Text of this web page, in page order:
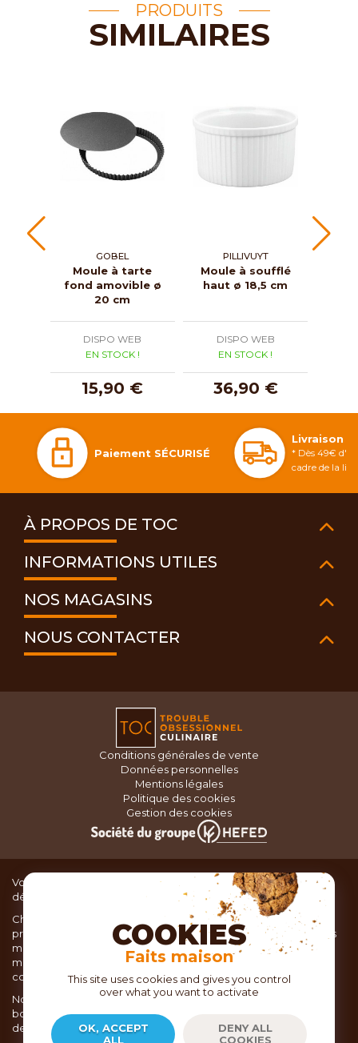
PRODUITS
SIMILAIRES
GOBEL
Moule à tarte
fond amovible ø
20 cm
DISPO WEB
EN STOCK !
15,90 €
PILLIVUYT
Moule à soufflé
haut ø 18,5 cm
DISPO WEB
EN STOCK !
36,90 €
Paiement SÉCURISÉ
Livraison
* Dès 49€
cadre de la
À PROPOS DE TOC
INFORMATIONS UTILES
NOS MAGASINS
NOUS CONTACTER
Conditions générales de vente
Données personnelles
Mentions légales
Politique des cookies
Gestion des cookies
Vous recherchez du matériel de cuisine pour concocter de
délicieux plats ou des pâtisseries dignes d’un grand chef ?
Chez TOC, boutique d’ustensiles de cuisine, nous vous
proposons une large sélection de produits issus des meilleures
marques de matériel de cuisine: Ustensiles de pâtisserie,
matériel de cuisson, service de table, ustensiles de cuisine,
coutellerie, set picnic.
Nous vous réservons un accueil chaleureux au sein de nos 21
boutiques, mais vous trouverez également tout votre matériel
de cuisine en ligne sur notre site internet toc.fr
COOKIES
Faits maison
This site uses cookies and gives you control
over what you want to activate
OK, ACCEPT
ALL
DENY ALL
COOKIES